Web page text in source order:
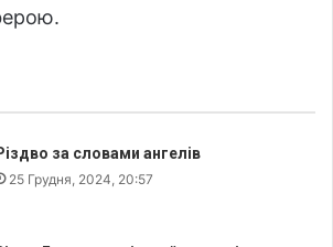
за словами ангелів
25 Грудня, 2024, 20:57